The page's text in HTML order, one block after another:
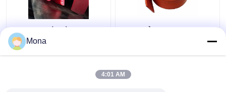
Vành đai ốp viền Niêm
phong Băng tải Váy
Bảng đệm kép Y Loại
Băng tải cao su tự
nhiên Duro 40 Chân váy
Mona
4:01 AM